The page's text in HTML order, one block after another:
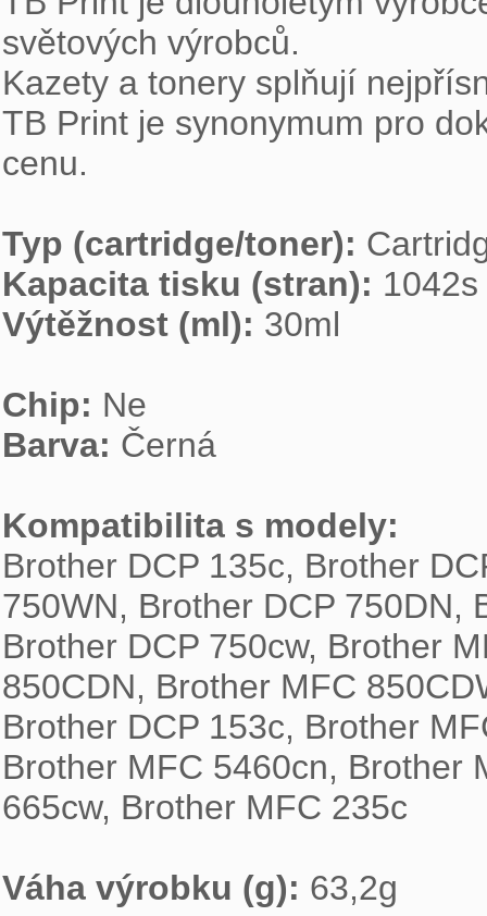
světových výrobců.
Kazety a tonery splňují
TB Print je synonymum pro
cenu.
Typ (cartridge/toner):
Kapacita tisku (stran):
Výtěžnost (ml): 30ml
Chip:
Barva: Černá
Kompatibilita s modely:
Brother DCP 135c, Brother
750WN, Brother DCP 750DN,
Brother DCP 750cw, Brother
850CDN, Brother MFC
Brother DCP 153c, Brother
Brother MFC 5460cn, Brother
665cw, Brother MFC 235c
Váha výrobku (g): 63,2g